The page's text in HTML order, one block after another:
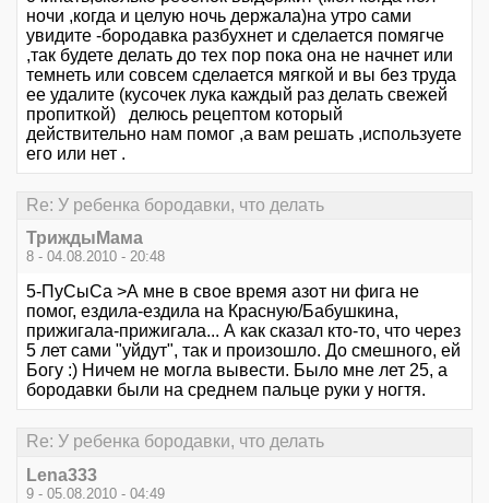
ночи ,когда и целую ночь держала)на утро сами
увидите -бородавка разбухнет и сделается помягче
,так будете делать до тех пор пока она не начнет или
темнеть или совсем сделается мягкой и вы без труда
ее удалите (кусочек лука каждый раз делать свежей
пропиткой) делюсь рецептом который
действительно нам помог ,а вам решать ,используете
его или нет .
Re: У ребенка бородавки, что делать
ТриждыМама
8 - 04.08.2010 - 20:48
5-ПуСыСа >А мне в свое время азот ни фига не
помог, ездила-ездила на Красную/Бабушкина,
прижигала-прижигала... А как сказал кто-то, что через
5 лет сами "уйдут", так и произошло. До смешного, ей
Богу :) Ничем не могла вывести. Было мне лет 25, а
бородавки были на среднем пальце руки у ногтя.
Re: У ребенка бородавки, что делать
Lena333
9 - 05.08.2010 - 04:49